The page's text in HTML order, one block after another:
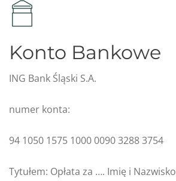
Konto Bankowe
ING Bank Śląski S.A.
numer konta:
94 1050 1575 1000 0090 3288 3754
Tytułem: Opłata za …. Imię i Nazwisko